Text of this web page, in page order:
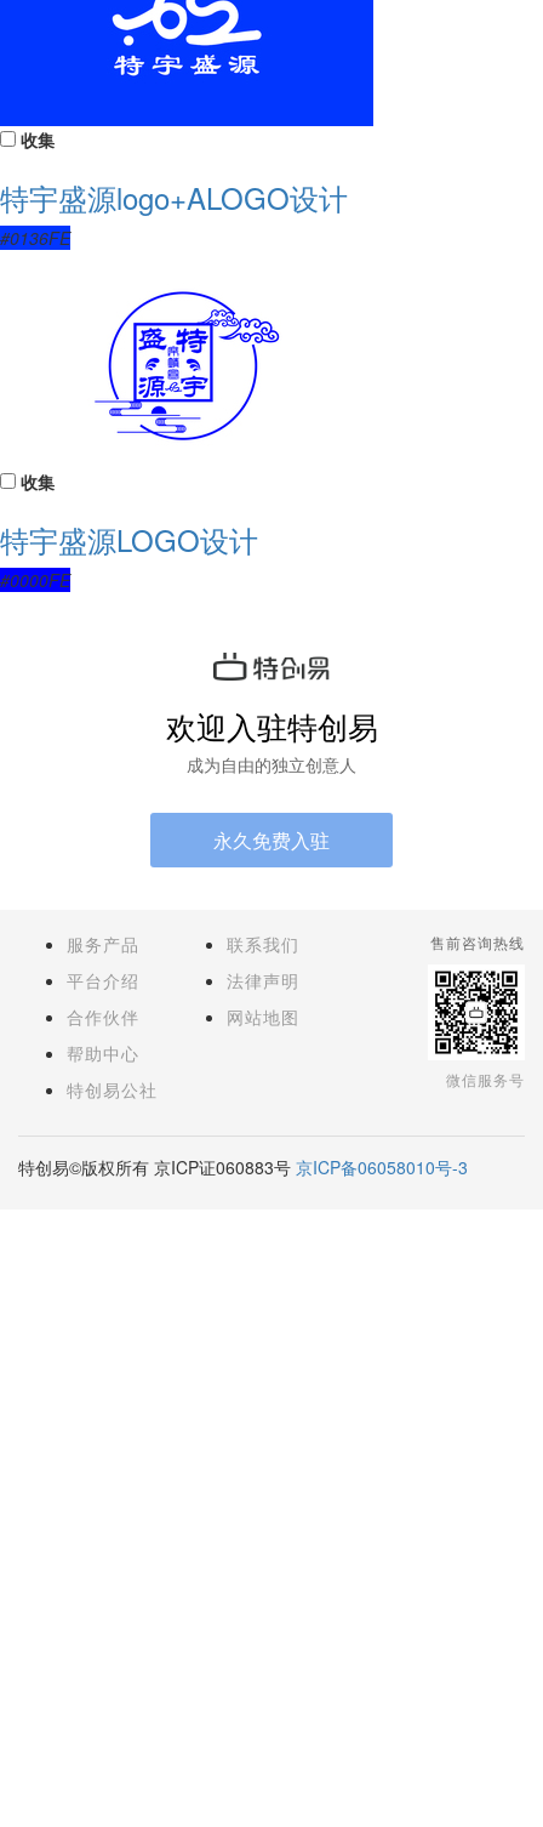
收集
特宇盛源logo+ALOGO设计
#0136FE
收集
特宇盛源LOGO设计
#0000FE
欢迎入驻特创易
成为自由的独立创意人
永久免费入驻
服务产品
平台介绍
合作伙伴
帮助中心
特创易公社
联系我们
法律声明
网站地图
售前咨询热线
微信服务号
特创易©版权所有 京ICP证060883号 京ICP备06058010号-3